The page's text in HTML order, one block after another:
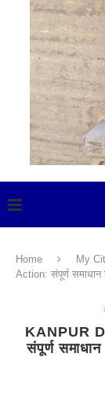
Home My
Action: संपूर्ण
KANPUR
संपूर्ण